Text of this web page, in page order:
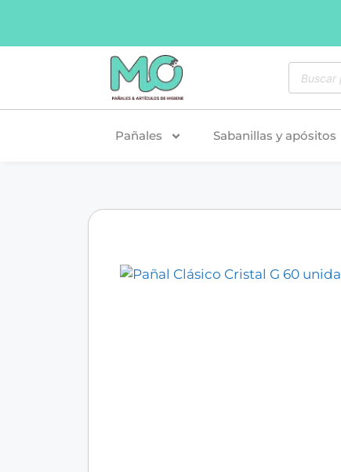
Pañales Sabanillas y apósitos